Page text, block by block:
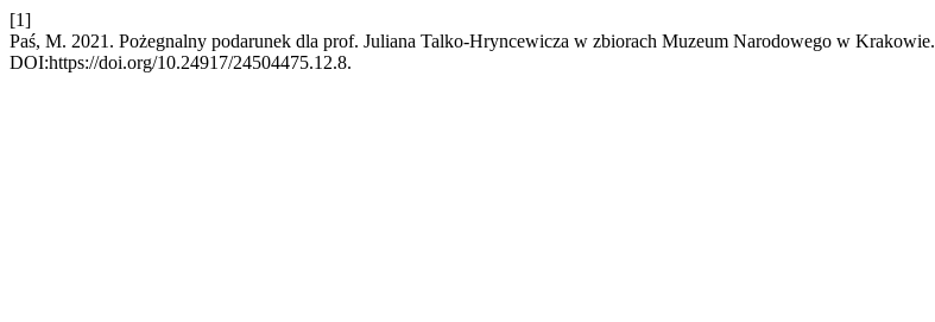
[1]
Paś, M. 2021. Pożegnalny podarunek dla prof. Juliana Talko-Hryncewicza w zbiorach Muzeum Narodowego w Krakowie.
DOI:https://doi.org/10.24917/24504475.12.8.